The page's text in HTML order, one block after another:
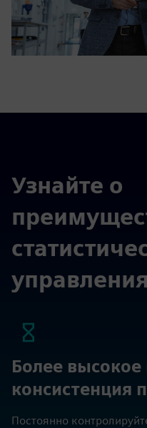
Узнайте о
Более высокое
консистенция
Постоянно